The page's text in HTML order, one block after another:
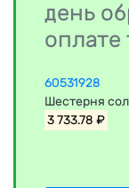
день
оплате
60531928
Шестерня
3 733.78 ₽